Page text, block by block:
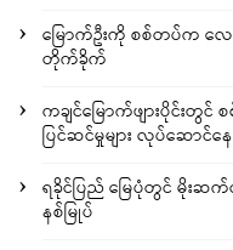
မြောက်ဦးကို စစ်တပ်က လေ
တိုက်ခိုက်
ကချင်မြောက်ဖျားပိုင်းတွ
ပြင်ဆင်မှုများ လုပ်ဆောင်နေ
ရခိုင်ပြည် မြေပုံတွင် မိုးဆက်
နစ်မြုပ်